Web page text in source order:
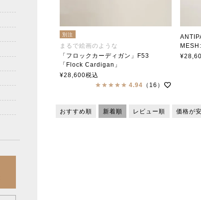
別注
まるで絵画のような
「フロックカーディガン」F53
「Flock Cardigan」
soutiencollar（ステンカラー）
¥28,600税込
4.94 （16）
MESH:
アンテ
¥
おすすめ順 新着順 レビュー順 価格が